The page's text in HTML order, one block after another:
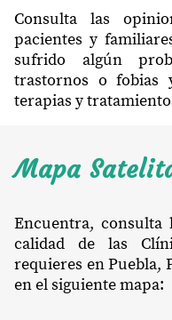
Consulta las
pacientes y
sufrido algún
trastornos o fobias
terapias y
Mapa
Encuentra, consulta
calidad de las
requieres en Puebla,
en el siguiente mapa: